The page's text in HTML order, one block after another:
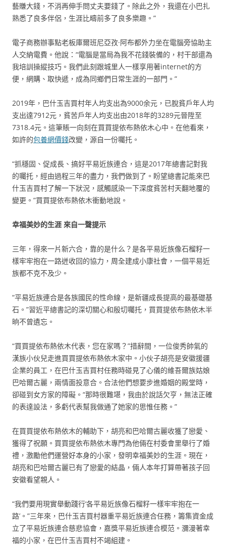
藝賺大錢，不消再伸手問丈夫要錢了。除此之外，我還在小巴扎
熟悉了良多伴侶，生涯比疇前多了良多樂趣。”
電子商務辦事點老板庫爾班尼亞孜·阿布都外力坐在電腦旁協助主
人交納電費。他說：“電腦是當局為我不花錢裝備的，村干部還為
我培訓操縱技巧。我們此刻跟城里人一樣享用著internet的方
便，網購、取快遞，成為同鄉們日常生涯的一部門。”
2019年，巴什玉吉買村年人均支出為9000余元，已脫貧戶年人均
支出達7912元，貧苦戶年人均支出由2018年的3289元晉陞至
7318.4元。這筆賬一向刻在買買提依布熱依木心中。在他看來，
如許的包養網價錢改變，源自一份囑托。
“抓穩固、促成長、搞好平易近族連合，這是2017年總書記對我
的囑托，經由過程三年的盡力，我們做到了。盼望總書記能來巴
什玉吉買村了解一下狀況，感觸感染一下深度貧苦村天翻地覆的
變更。”買買提依布熱依木衝動地說。
幸福美妙的生涯 來自一聲提示
三年，得來一片新六合，靠的是什么？是各平易近族像石榴籽一
樣牢牢抱在一路迸收回的協力，周全建成小康社會，一個平易近
族都不克不及少。
“平易近族連合是各族國民的性命線，是新疆成長提高的最基礎基
石。”習近平總書記的深切關心和殷切囑托，買買提依布熱依木半
晌不曾遺忘。
“買買提依布熱依木代表，您在家嗎？”措辭間，一位俊秀帥氣的
漢族小伙兒走進買買提依布熱依木家中。小伙子胡亮是安徽援疆
企業的員工，在巴什玉吉買村任務時碰見了心儀的維吾爾族姑娘
巴哈爾古麗，兩情面投意合。合法他們想要步進婚姻的殿堂時，
卻碰到女方家的障礙。“那時很難堪，我由於說話欠亨，無法正確
的表達設法，多虧代表幫我做通了她家的思惟任務。”
在買買提依布熱依木的輔助下，胡亮和巴哈爾古麗收獲了戀愛、
獲得了祝願。買買提依布熱依木專門為他倆在村委會里舉行了婚
禮，激勵他們運營好本身的小家，發明幸福美妙的生涯。現在，
胡亮和巴哈爾古麗已有了戀愛的結晶，倆人本年打算帶著孩子回
安徽看望親人。
“我們要用現實舉動踐行‘各平易近族像石榴籽一樣牢牢抱在一
路’。”三年來，巴什玉吉買村器重平易近族連合任務，籌集資金成
立了平易近族連合慈悲協會，嘉獎平易近族連合模范。瀰漫著幸
福的小家，在巴什玉吉買村不竭組建。